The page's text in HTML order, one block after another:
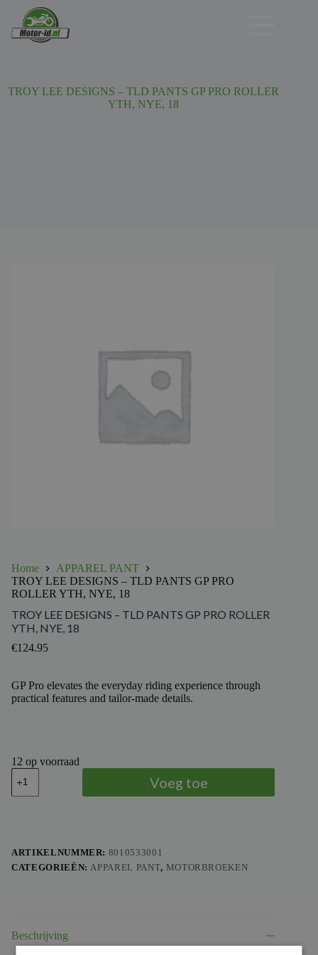
TROY LEE DESIGNS – TLD PANTS GP PRO ROLLER
YTH, NYE, 18
Home
APPAREL PANT
TROY LEE DESIGNS – TLD PANTS GP PRO
ROLLER YTH, NYE, 18
TROY LEE DESIGNS – TLD PANTS GP PRO ROLLER
YTH, NYE, 18
€124.95
GP Pro elevates the everyday riding experience through
practical features and tailor-made details.
12 op voorraad
TROY
LEE
DESIGNS
PRO
ROLLER
Voeg toe
ARTIKELNUMMER: 8010533001
CATEGORIEËN: APPAREL PANT, MOTORBROEKEN
Beschrijving